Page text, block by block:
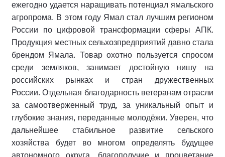
ежегодно удается наращивать потенциал ямальского
агропрома. В этом году Ямал стал лучшим регионом
России по цифровой трансформации сферы АПК.
Продукция местных сельхозпредприятий давно стала
брендом Ямала. Товар охотно пользуется спросом
среди земляков, занимает достойную нишу на
российских рынках и стран дружественных
России. Отдельная благодарность ветеранам отрасли
за самоотверженный труд, за уникальный опыт и
глубокие знания, переданные молодёжи. Уверен, что
дальнейшее стабильное развитие сельского
хозяйства будет во многом определять будущее
автономного округа, благополучие и процветание